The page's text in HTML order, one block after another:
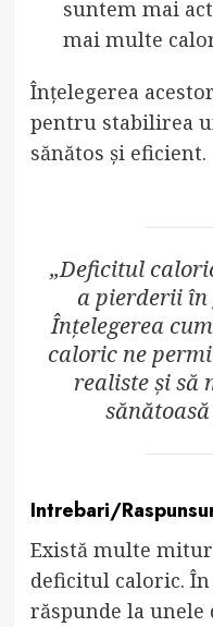
suntem mai
mai multe
Înțelegerea
pentru stabilirea
sănătos și eficient.
„Deficitul
a pierderii în
Înțelegerea
caloric ne
realiste și să
Intrebari/
Există multe
deficitul caloric.
răspunde la